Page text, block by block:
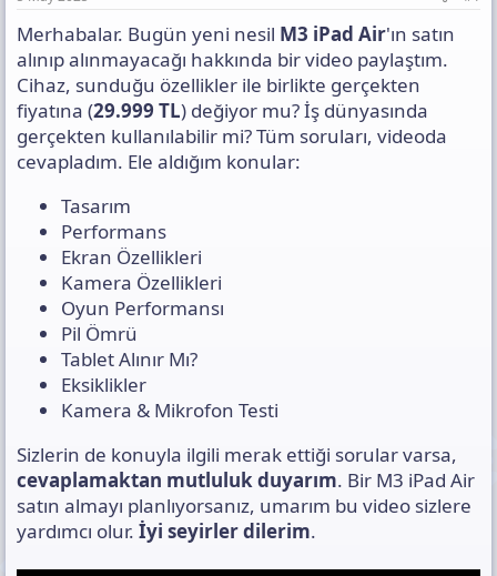
s
n
ı
K
o
p
y
l
a
Merhabalar. Bugün yeni nesil M3 iPad Air'ın satın
alınıp alınmayacağı hakkında bir video paylaştım.
Cihaz, sunduğu özellikler ile birlikte gerçekten
fiyatına (29.999 TL) değiyor mu? İş dünyasında
gerçekten kullanılabilir mi? Tüm soruları, videoda
cevapladım. Ele aldığım konular:
Tasarım
Performans
Ekran Özellikleri
Kamera Özellikleri
Oyun Performansı
Pil Ömrü
Tablet Alınır Mı?
Eksiklikler
Kamera & Mikrofon Testi
Sizlerin de konuyla ilgili merak ettiği sorular varsa,
cevaplamaktan mutlulukduyarım. Bir M3 iPad Air
satın almayı planlıyorsanız, umarım bu video sizlere
yardımcı olur. İyi seyirler dilerim.